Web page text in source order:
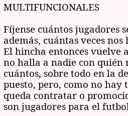
MULTIFUNCIONALES
Fíjense cuántos jugadores
además, cuántas veces
El hincha entonces vuelve
no halla a nadie con
cuántos, sobre todo en la
puesto, pero, como no
queda contratar o
son jugadores para el